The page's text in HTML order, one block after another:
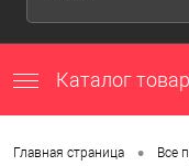
Каталог
Главная страница • Все